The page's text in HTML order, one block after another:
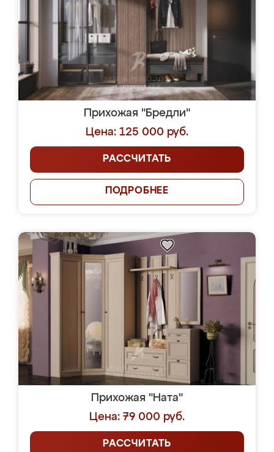
Прихожая "Бредли"
Цена: 125 000 руб.
РАССЧИТАТЬ
ПОДРОБНЕЕ
Прихожая "Ната"
Цена: 79 000 руб.
РАССЧИТАТЬ